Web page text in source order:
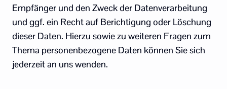
Empfänger und den Zweck der Datenverarbeitung
und ggf. ein Recht auf Berichtigung oder Löschung
dieser Daten. Hierzu sowie zu weiteren Fragen zum
Thema personenbezogene Daten können Sie sich
jederzeit an uns wenden.